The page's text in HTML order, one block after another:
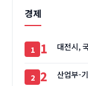
경제
1 대전시,
2 산업부-